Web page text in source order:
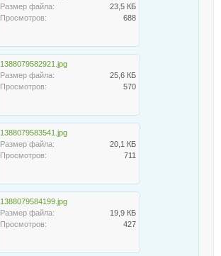
Размер файла:
23,5 КБ
Просмотров:
688
1388079582921.jpg
Размер файла:
25,6 КБ
Просмотров:
570
1388079583541.jpg
Размер файла:
20,1 КБ
Просмотров:
711
1388079584199.jpg
Размер файла:
19,9 КБ
Просмотров:
427